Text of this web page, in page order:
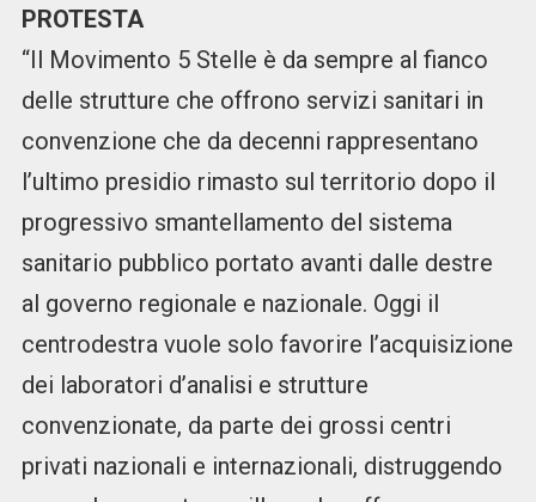
PROTESTA
“Il Movimento 5 Stelle è da sempre al fianco
delle strutture che offrono servizi sanitari in
convenzione che da decenni rappresentano
l’ultimo presidio rimasto sul territorio dopo il
progressivo smantellamento del sistema
sanitario pubblico portato avanti dalle destre
al governo regionale e nazionale. Oggi il
centrodestra vuole solo favorire l’acquisizione
dei laboratori d’analisi e strutture
convenzionate, da parte dei grossi centri
privati nazionali e internazionali, distruggendo